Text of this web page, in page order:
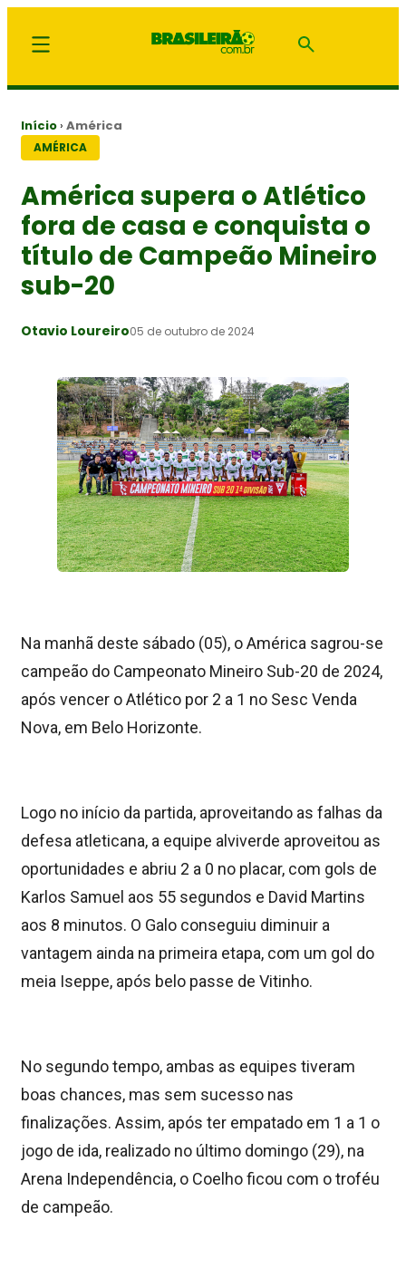
Início › América
AMÉRICA
América supera o Atlético
fora de casa e conquista o
título de Campeão Mineiro
sub-20
Otavio Loureiro05 de outubro de 2024
Na manhã deste sábado (05), o América sagrou-se
campeão do Campeonato Mineiro Sub-20 de 2024,
após vencer o Atlético por 2 a 1 no Sesc Venda
Nova, em Belo Horizonte.
Logo no início da partida, aproveitando as falhas da
defesa atleticana, a equipe alviverde aproveitou as
oportunidades e abriu 2 a 0 no placar, com gols de
Karlos Samuel aos 55 segundos e David Martins
aos 8 minutos. O Galo conseguiu diminuir a
vantagem ainda na primeira etapa, com um gol do
meia Iseppe, após belo passe de Vitinho.
No segundo tempo, ambas as equipes tiveram
boas chances, mas sem sucesso nas
finalizações. Assim, após ter empatado em 1 a 1 o
jogo de ida, realizado no último domingo (29), na
Arena Independência, o Coelho ficou com o troféu
de campeão.